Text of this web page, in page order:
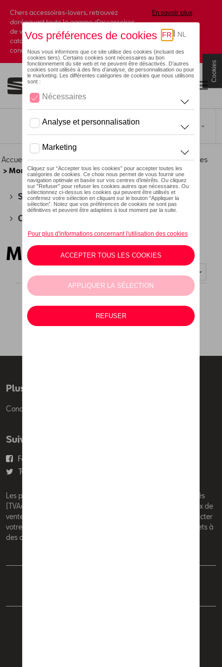
Chers accessoires-lovers, retrouvez
dorénavant toute la gamme d’accessoires
de votre marque préférée sous forme de
catalogue à commander auprès de votre
concessionaire.
En savoir plus
Accueil >Pour vous >Volkswagen Collection >Accessoires
> Montres
SEAT(178)
CUPRA
Montres
Plus d'informations
Conditions de vente
Suivez nous
Facebook
Twitter
Les prix affichés sur le présent site sont des prix recommandés
(TVAc), hors éventuels frais de montage. Pour connaitre le prix de
vente actuel et les éventuels frais de montage, veuillez contacter
votre concessionnaire/agent. Les prix recommandés sont sujets à
des changements sans préavis.
Cookies